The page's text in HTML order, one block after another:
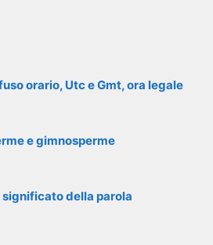
orario, Utc e Gmt, ora legale
e gimnosperme
della parola